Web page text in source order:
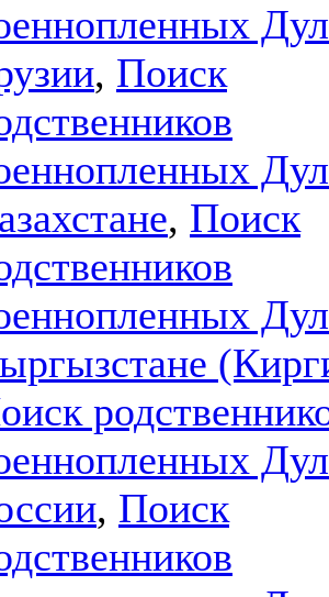
, Поиск
, Поиск
, Поиск